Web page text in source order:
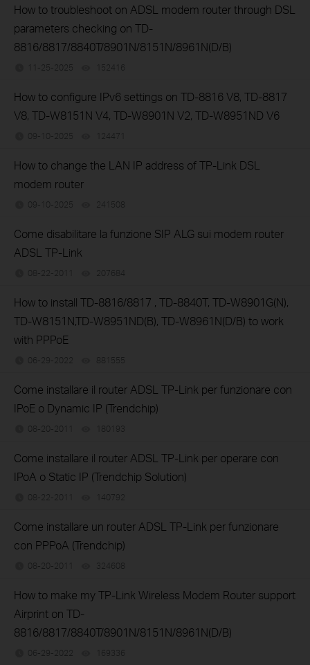
How to troubleshoot on ADSL modem router through DSL
parameters checking on TD-
8816/8817/8840T/8901N/8151N/8961N(D/B)
11-25-2025 152416
How to configure IPv6 settings on TD-8816 V8, TD-8817
V8, TD-W8151N V4, TD-W8901N V2, TD-W8951ND V6
09-10-2025 124471
How to change the LAN IP address of TP-Link DSL
modem router
09-10-2025 241508
Come disabilitare la funzione SIP ALG sui modem router
ADSL TP-Link
08-22-2011 207684
How to install TD-8816/8817 , TD-8840T, TD-W8901G(N),
TD-W8151N,TD-W8951ND(B), TD-W8961N(D/B) to work
with PPPoE
06-29-2022 881555
Come installare il router ADSL TP-Link per funzionare con
IPoE o Dynamic IP (Trendchip)
08-20-2011 180193
Come installare il router ADSL TP-Link per operare con
IPoA o Static IP (Trendchip Solution)
08-22-2011 140792
Come installare un router ADSL TP-Link per funzionare
con PPPoA (Trendchip)
08-20-2011 324608
How to make my TP-Link Wireless Modem Router support
Airprint on TD-
8816/8817/8840T/8901N/8151N/8961N(D/B)
06-29-2022 169336